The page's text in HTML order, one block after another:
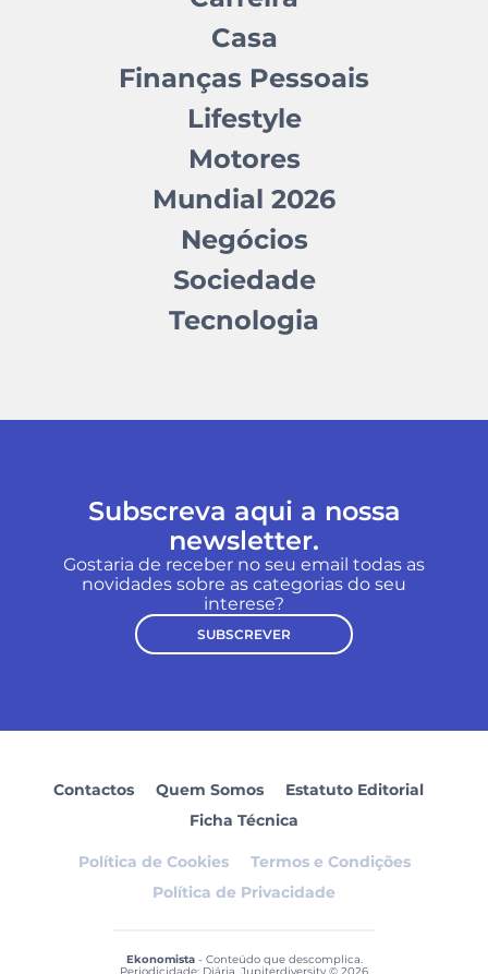
Casa
Finanças Pessoais
Lifestyle
Motores
Mundial 2026
Negócios
Sociedade
Tecnologia
Subscreva aqui a nossa
newsletter.
Gostaria de receber no seu email todas as
novidades sobre as categorias do seu
interese?
SUBSCREVER
Contactos Quem Somos
Estatuto Editorial
Ficha Técnica
Política de Cookies
Termos e Condições
Política de Privacidade
Ekonomista- Conteúdo que descomplica.